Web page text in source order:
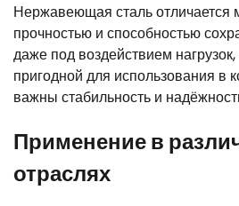
Нержавеющая сталь отличается
прочностью и способностью
даже под воздействием нагрузок,
пригодной для использования в
важны стабильность и
Применение в
отраслях